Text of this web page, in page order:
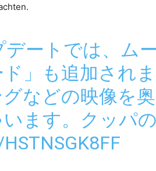
ートでは、ム
」も追加され
などの映像を
ます。クッパ